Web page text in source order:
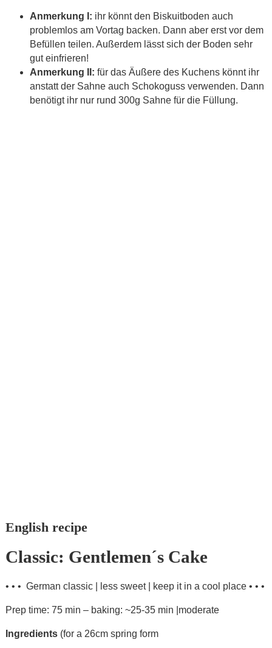
Anmerkung I: ihr könnt den Biskuitboden auch
problemlos am Vortag backen. Dann aber erst vor dem
Befüllen teilen. Außerdem lässt sich der Boden sehr
gut einfrieren!
Anmerkung II: für das Äußere des Kuchens könnt ihr
anstatt der Sahne auch Schokoguss verwenden. Dann
benötigt ihr nur rund 300g Sahne für die Füllung.
English recipe
Classic: Gentlemen´s Cake
• • • German classic | less sweet | keep it in a cool place • • •
Prep time: 75 min – baking: ~25-35 min |moderate
Ingredients (for a 26cm spring form